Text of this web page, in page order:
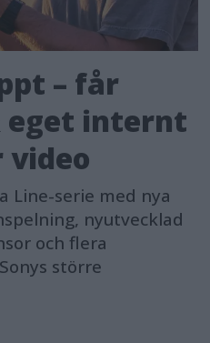
– får
eget internt
Line-serie med nya
nyutvecklad
och flera
större